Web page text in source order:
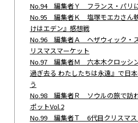
No.94 編集者Ｙ フランス・パリ
No.95 編集者Ｋ 塩塚モエカさん
けはエデン』感想戦
No.96 編集者Ａ ヘザウィック・
リスマスマーケット
No.97 編集者Ｍ 六本木クロッシ
過ぎ去る わたしたちは永遠』で日
う
No.98 編集者Ｒ ソウルの旅で訪
ポットVol.2
No.99 編集者Ｔ 6代目クリスマス